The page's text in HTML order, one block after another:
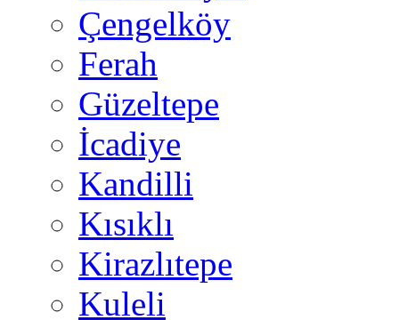
Çengelköy
Ferah
Güzeltepe
İcadiye
Kandilli
Kısıklı
Kirazlıtepe
Kuleli